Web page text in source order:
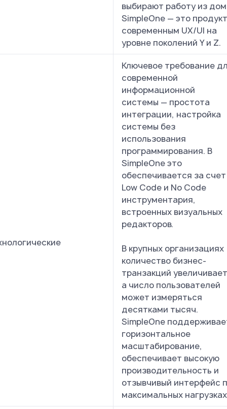
выбирают работу из
SimpleOne — это
современным UX/UI на
уровне поколений Y и Z.
Ключевое требование
современной
информационной
системы — простота
интеграции, настройка
системы без
использования
программирования. В
SimpleOne это
обеспечивается за счет
Low Code и No Code
инструментария,
встроенных визуальных
редакторов.
В крупных организациях
количество бизнес-
транзакций
а число пользователей
может измеряться
десятками тысяч.
SimpleOne
горизонтальное
масштабирование,
обеспечивает высокую
производительность и
отзывчивый интерфейс
максимальных